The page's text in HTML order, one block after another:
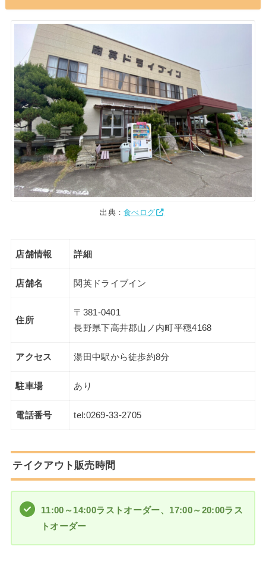
出典：食べログ
店舗情報 詳細
店舗名 関英ドライブイン
住所
〒381-0401
長野県下高井郡山ノ内町平穏4168
アクセス 湯田中駅から徒歩約8分
駐車場 あり
電話番号 tel:0269-33-2705
テイクアウト販売時間
11:00～14:00ラストオーダー、17:00～20:00ラス
トオーダー